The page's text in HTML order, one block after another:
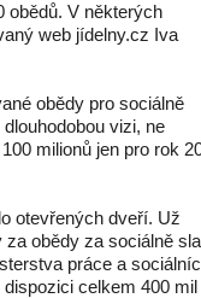
obědů. V některých
web jídelny.cz Iva
obědy pro sociálně
vizi, ne
milionů jen pro rok
otevřených dveří. Už
obědy za sociálně
práce a
celkem 400 mil